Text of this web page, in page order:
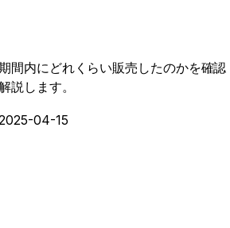
間内にどれくらい販売したのかを確認
説します。
04-15